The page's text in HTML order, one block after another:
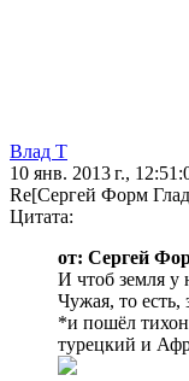
Влад Т
10 янв. 2013 г.,
Re[Сергей Форм
Цитата:
от: Сергей
И чтоб земля у
Чужая, то есть,
*и пошёл
турецкий и